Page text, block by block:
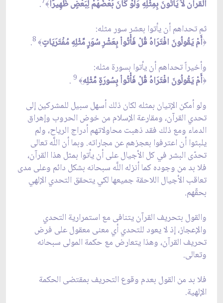
القرآن لاَ يَأْتُونَ بِمِثْلِهِ وَلَوْ كَانَ بَعْضُهُمْ لِبَعْضٍ ظَهِيرًا﴾ .
ثم تحداهم أن يأتوا بعشر سور مثله:
﴿أَمْ يَقُولُونَ افْتَرَاهُ قُلْ فَأْتُواْ بِعَشْرِ سُوَرٍ مِّثْلِهِ مُفْتَرَيَاتٍ﴾8
.
وأخيراً تحداهم أن يأتوا بسورة مثله:
﴿أَمْ يَقُولُونَ افْتَرَاهُ قُلْ فَأْتُواْ بِسُورَةٍ مِّثْلِه﴾9
.
ولو أمكن الإتيان بمثله لكان ذلك أسهل سبيل للمشركين إلى
تحدي القرآن، ومقارعة الإسلام من خوض الحروب وإهراق
الدماء ومع ذلك فقد ذهبت محاولاتهم أدراج الرياح، ولم
يلبثوا أن اعترفوا بعجزهم عن مجاراته. وبما أن اللَّه تعالى
تحدّى البشر في كل الأجيال على أن يأتوا بمثل هذا القرآن،
فلا بد من وجوده كما أنزله اللَّه سبحانه بشكل دائم وعلى مدى
تعاقب الأجيال اللاحقة جميعها لكي يتحقق التحدي الإلهي
بحقّهم.
والقول بتحريف القرآن يتنافى مع استمرارية التحدي
والإعجاز، إذ لا يعود للتحدي أي معنى معقول على فرض
تحريف القرآن، وهذا يتعارض مع حكمة المولى سبحانه
وتعالى.
فلا بد من القول بعدم وقوع التحريف بمقتضى الحكمة
الإلهية.